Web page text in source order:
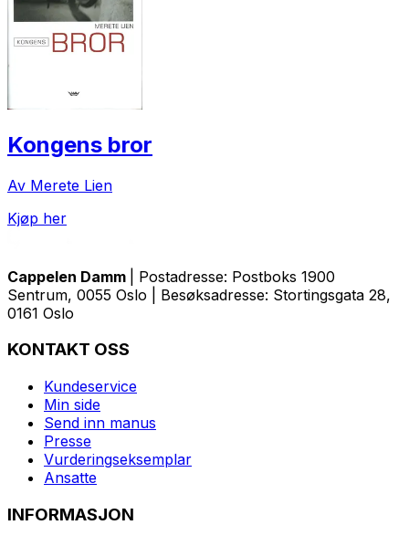
Kongens bror
Av Merete Lien
Kjøp her
Cappelen Damm
| Postadresse: Postboks 1900
Sentrum, 0055 Oslo | Besøksadresse: Stortingsgata 28,
0161 Oslo
KONTAKT OSS
Kundeservice
Min side
Send inn manus
Presse
Vurderingseksemplar
Ansatte
INFORMASJON